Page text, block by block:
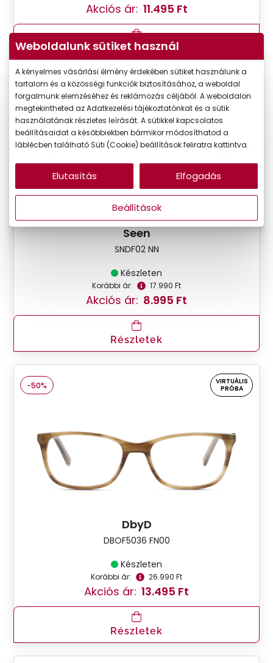
Akciós ár: 11.495 Ft
Részletek
-50%
PRÓBA
Seen
SNDF02 NN
Készleten
Korábbi ár: 17.990 Ft
Akciós ár: 8.995 Ft
Részletek
-50%
VIRTUÁLIS
PRÓBA
DbyD
DBOF5036 FN00
Készleten
Korábbi ár: 26.990 Ft
Akciós ár: 13.495 Ft
Részletek
Weboldalunk sütiket használ
A kényelmes vásárlási élmény érdekében sütiket használunk a
tartalom és a közösségi funkciók biztosításához, a weboldal
forgalmunk elemzéséhez és reklámozás céljából. A weboldalon
megtekintheted az Adatkezelési tájékoztatónkat és a sütik
használatának részletes leírását. A sütikkel kapcsolatos
beállításaidat a későbbiekben bármikor módosíthatod a
láblécben található Süti (Cookie) beállítások feliratra kattintva.
Beállítások
Elutasítás Elfogadás